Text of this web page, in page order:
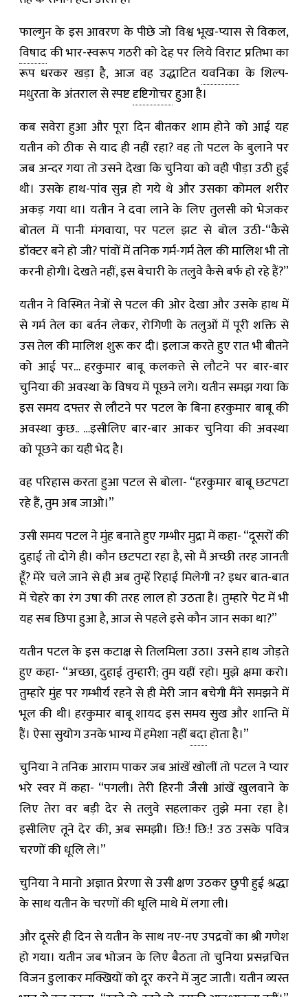
फाल्गुन के इस आवरण के पीछे जो विश्व भूख-प्यास से विकल,
विषादकी भार-स्वरूप गठरी को देह पर लिये विराट प्रतिभा का
रूप धरकर खड़ा है, आज वह उद्धाटितयवनिका के शिल्प-
मधुरता के अंतराल से स्पष्टदृष्टिगोचरहुआ है।
कब सवेरा हुआ और पूरा दिन बीतकर शाम होने को आई यह
यतीन को ठीक से याद ही नहीं रहा? वह तो पटल के बुलाने पर
जब अन्दर गया तो उसने देखा कि चुनिया को वही पीड़ा उठी हुई
थी। उसके हाथ-पांव सुन्न हो गये थे और उसका कोमल शरीर
अकड़ गया था। यतीन ने दवा लाने के लिए तुलसी को भेजकर
बोतल में पानी मंगवाया, पर पटल झट से बोल उठी-“कैसे
डॉक्टर बने हो जी? पांवों में तनिक गर्म-गर्म तेल की मालिश भी तो
करनी होगी। देखते नहीं, इस बेचारी के तलुवे कैसे बर्फ हो रहे हैं?”
यतीन ने विस्मित नेत्रों से पटल की ओर देखा और उसके हाथ में
से गर्म तेल का बर्तन लेकर, रोगिणी के तलुओं में पूरी शक्ति से
उस तेल की मालिश शुरू कर दी। इलाज करते हुए रात भी बीतने
को आई पर… हरकुमार बाबू कलकत्ते से लौटने पर बार-बार
चुनिया की अवस्था के विषय में पूछने लगे। यतीन समझ गया कि
इस समय दफ्तर से लौटने पर पटल के बिना हरकुमार बाबू की
अवस्था कुछ.. …इसीलिए बार-बार आकर चुनिया की अवस्था
को पूछने का यही भेद है।
वह परिहास करता हुआ पटल से बोला- “हरकुमार बाबू छटपटा
रहे हैं, तुम अब जाओ।”
उसी समय पटल ने मुंह बनाते हुए गम्भीर मुद्रा में कहा- “दूसरों की
दुहाई तो दोगे ही। कौन छटपटा रहा है, सो मैं अच्छी तरह जानती
हूँ? मेरे चले जाने से ही अब तुम्हें रिहाई मिलेगी न? इधर बात-बात
में चेहरे का रंग उषा की तरह लाल हो उठता है। तुम्हारे पेट में भी
यह सब छिपा हुआ है, आज से पहले इसे कौन जान सका था?”
यतीन पटल के इस कटाक्ष से तिलमिला उठा। उसने हाथ जोड़ते
हुए कहा- “अच्छा, दुहाई तुम्हारी; तुम यहीं रहो। मुझे क्षमा करो।
तुम्हारे मुंह पर गम्भीर्य रहने से ही मेरी जान बचेगी मैंने समझने में
भूल की थी। हरकुमार बाबू शायद इस समय सुख और शान्ति में
हैं। ऐसा सुयोग उनके भाग्य में हमेशा नहींबदाहोता है।”
चुनिया ने तनिक आराम पाकर जब आंखें खोलीं तो पटल ने प्यार
भरे स्वर में कहा- “पगली। तेरी हिरनी जैसी आंखें खुलवाने के
लिए तेरा वर बड़ी देर से तलुवे सहलाकर तुझे मना रहा है।
इसीलिए तूने देर की, अब समझी। छि:! छि:! उठ उसके पवित्र
चरणों की धूलि ले।”
चुनिया ने मानो अज्ञात प्रेरणा से उसी क्षण उठकर छुपी हुई श्रद्धा
के साथ यतीन के चरणों की धूलि माथे में लगा ली।
और दूसरे ही दिन से यतीन के साथ नए-नए उपद्रवों का श्री गणेश
हो गया। यतीन जब भोजन के लिए बैठता तो चुनिया प्रसन्नचित्त
विजन डुलाकर मक्खियों को दूर करने में जुट जाती। यतीन व्यस्त